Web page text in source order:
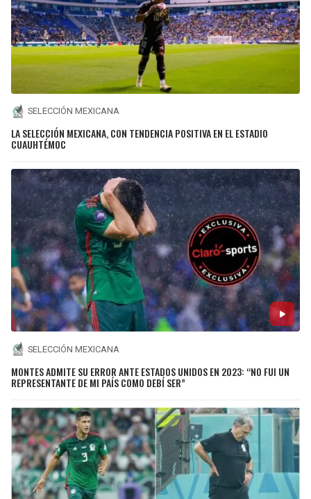
SELECCIÓN MEXICANA
LA SELECCIÓN MEXICANA, CON TENDENCIA POSITIVA EN EL ESTADIO
CUAUHTÉMOC
SELECCIÓN MEXICANA
MONTES ADMITE SU ERROR ANTE ESTADOS UNIDOS EN 2023: “NO FUI UN
REPRESENTANTE DE MI PAÍS COMO DEBÍ SER”